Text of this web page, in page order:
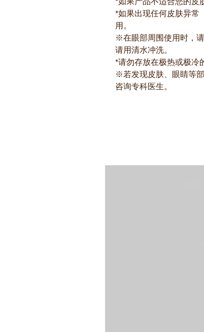
*如果出现任何皮肤异常
用。
※在眼部周围使用时，
请用清水冲洗。
*请勿存放在极热或极冷
※若发现皮肤、眼睛等
咨询专科医生。